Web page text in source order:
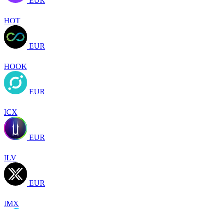
HOT
EUR
HOOK
EUR
ICX
EUR
ILV
EUR
IMX